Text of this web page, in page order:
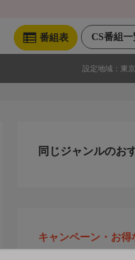
CS番組一
番組表
設定地域： 東
同じジャンルのお
キャンペーン・お得